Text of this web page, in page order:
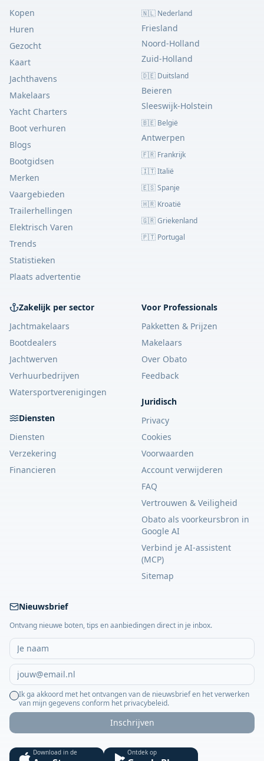
Kopen
Huren
Gezocht
Kaart
Jachthavens
Makelaars
Yacht Charters
Boot verhuren
Blogs
Bootgidsen
Merken
Vaargebieden
Trailerhellingen
Elektrisch Varen
Trends
Statistieken
Plaats advertentie
🇳🇱 Nederland
Friesland
Noord-Holland
Zuid-Holland
🇩🇪 Duitsland
Beieren
Sleeswijk-Holstein
🇧🇪 België
Antwerpen
🇫🇷 Frankrijk
🇮🇹 Italië
🇪🇸 Spanje
🇭🇷 Kroatië
🇬🇷 Griekenland
🇵🇹 Portugal
Zakelijk per sector
Jachtmakelaars
Bootdealers
Jachtwerven
Verhuurbedrijven
Watersportverenigingen
Diensten
Diensten
Verzekering
Financieren
Voor Professionals
Pakketten & Prijzen
Makelaars
Over Obato
Feedback
Juridisch
Privacy
Cookies
Voorwaarden
Account verwijderen
FAQ
Vertrouwen & Veiligheid
Obato als voorkeursbron in
Google AI
Verbind je AI-assistent
(MCP)
Sitemap
Nieuwsbrief
Ontvang nieuwe boten, tips en aanbiedingen direct in je inbox.
Ik ga akkoord met het ontvangen van de nieuwsbrief en het verwerken
van mijn gegevens conform het privacybeleid.
Inschrijven
Download in de Ontdek op